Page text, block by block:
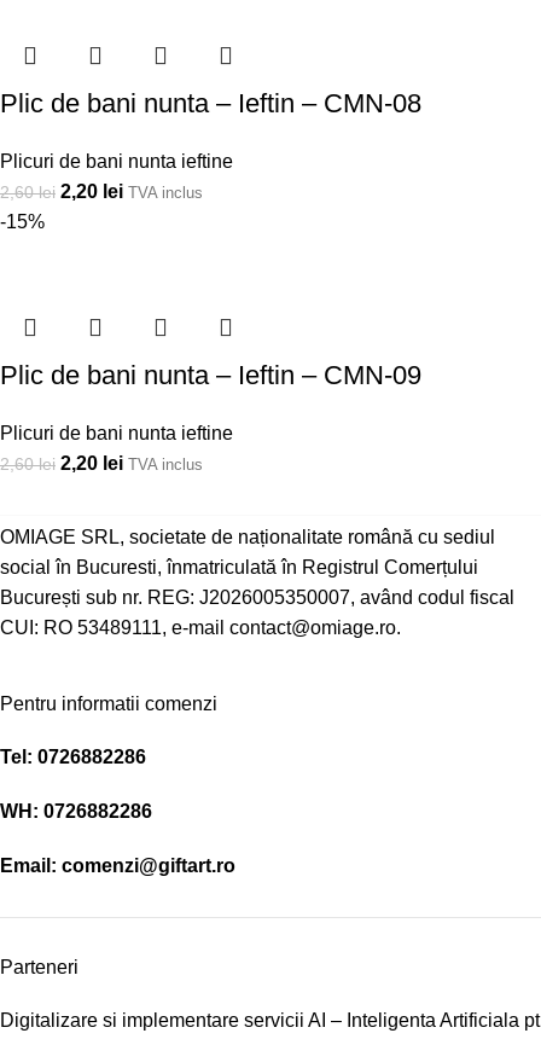
Plic de bani nunta – Ieftin – CMN-08
Plicuri de bani nunta ieftine
2,60lei 2,20 lei TVA inclus
-15%
Plic de bani nunta – Ieftin – CMN-09
Plicuri de bani nunta ieftine
2,60lei 2,20 lei TVA inclus
OMIAGE SRL, societate de naționalitate română cu sediul
social în Bucuresti, înmatriculată în Registrul Comerțului
București sub nr. REG: J2026005350007, având codul fiscal
CUI: RO 53489111, e-mail contact@omiage.ro.
Pentru informatii comenzi
Tel: 0726882286
WH: 0726882286
Email: comenzi@giftart.ro
Parteneri
Digitalizare si implementare servicii AI – Inteligenta Artificiala pt